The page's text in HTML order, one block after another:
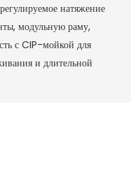
натяжение
модульную раму,
с CIP-мойкой для
и длительной